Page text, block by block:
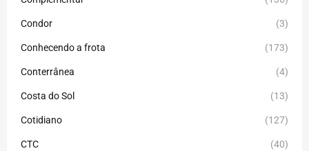
Condor (3)
Conhecendo a frota (173)
Conterrânea (4)
Costa do Sol (13)
Cotidiano (127)
CTC (40)